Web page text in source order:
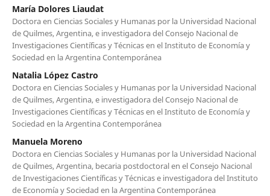
María Dolores Liaudat
Doctora en Ciencias Sociales y Humanas por la Universidad Nacional
de Quilmes, Argentina, e investigadora del Consejo Nacional de
Investigaciones Científicas y Técnicas en el Instituto de Economía y
Sociedad en la Argentina Contemporánea
Natalia López Castro
Doctora en Ciencias Sociales y Humanas por la Universidad Nacional
de Quilmes, Argentina, e investigadora del Consejo Nacional de
Investigaciones Científicas y Técnicas en el Instituto de Economía y
Sociedad en la Argentina Contemporánea
Manuela Moreno
Doctora en Ciencias Sociales y Humanas por la Universidad Nacional
de Quilmes, Argentina, becaria postdoctoral en el Consejo Nacional
de Investigaciones Científicas y Técnicas e investigadora del Instituto
de Economía y Sociedad en la Argentina Contemporánea